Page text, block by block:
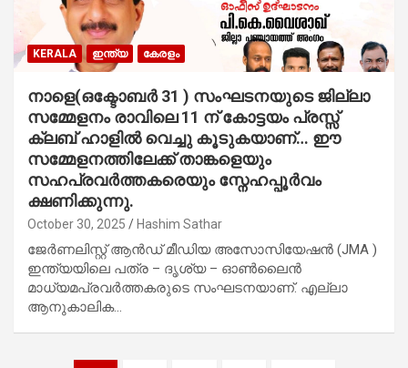
KERALA ഇന്ത്യ കേരളം
നാളെ(ഒക്ടോബർ 31 ) സംഘടനയുടെ ജില്ലാ
സമ്മേളനം രാവിലെ 11 ന് കോട്ടയം പ്രസ്സ്
ക്ലബ്‌ ഹാളിൽ വെച്ചു കൂടുകയാണ്… ഈ
സമ്മേളനത്തിലേക്ക് താങ്കളെയും
സഹപ്രവർത്തകരെയും സ്നേഹപ്പൂർവം
ക്ഷണിക്കുന്നു.
October 30, 2025 Hashim Sathar
ജേർണലിസ്റ്റ് ആൻഡ് മീഡിയ അസോസിയേഷൻ (JMA )
ഇന്ത്യയിലെ പത്ര – ദൃശ്യ – ഓൺലൈൻ
മാധ്യമപ്രവർത്തകരുടെ സംഘടനയാണ്. എല്ലാ
ആനുകാലിക…